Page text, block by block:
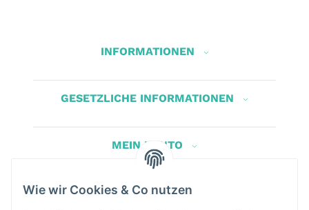
INFORMATIONEN
GESETZLICHE INFORMATIONEN
MEIN KONTO
Herbis Anglerladen
Wie wir Cookies & Co nutzen